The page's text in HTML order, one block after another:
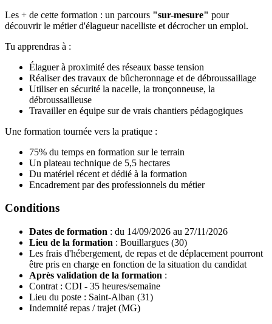
Les + de cette formation : un parcours "sur-mesure" pour
découvrir le métier d'élagueur nacelliste et décrocher un emploi.
Tu apprendras à :
Élaguer à proximité des réseaux basse tension
Réaliser des travaux de bûcheronnage et de débroussaillage
Utiliser en sécurité la nacelle, la tronçonneuse, la
débroussailleuse
Travailler en équipe sur de vrais chantiers pédagogiques
Une formation tournée vers la pratique :
75% du temps en formation sur le terrain
Un plateau technique de 5,5 hectares
Du matériel récent et dédié à la formation
Encadrement par des professionnels du métier
Conditions
Dates de formation : du 14/09/2026 au 27/11/2026
Lieu de la formation : Bouillargues (30)
Les frais d'hébergement, de repas et de déplacement pourront
être pris en charge en fonction de la situation du candidat
Après validation de la formation :
Contrat : CDI - 35 heures/semaine
Lieu du poste : Saint-Alban (31)
Indemnité repas / trajet (MG)